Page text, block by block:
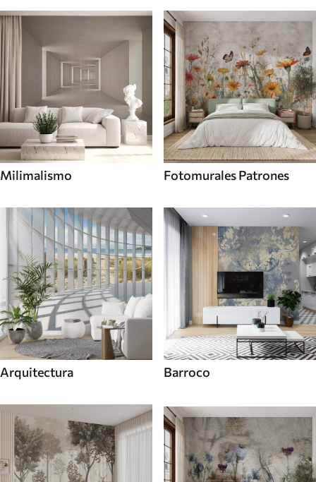
Milimalismo Fotomurales Patrones
Arquitectura Barroco